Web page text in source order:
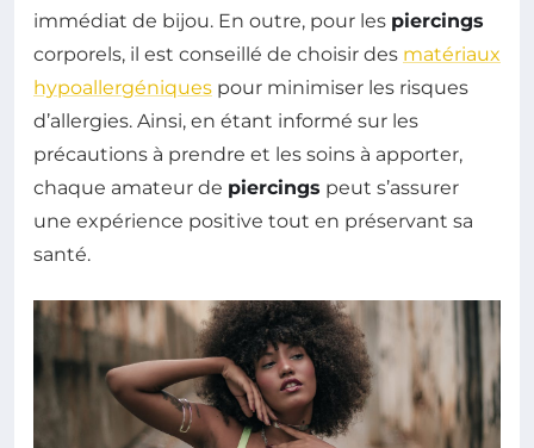
immédiat de bijou. En outre, pour les piercings
corporels, il est conseillé de choisir des matériaux
hypoallergéniques pour minimiser les risques
d’allergies. Ainsi, en étant informé sur les
précautions à prendre et les soins à apporter,
chaque amateur de piercings peut s’assurer
une expérience positive tout en préservant sa
santé.